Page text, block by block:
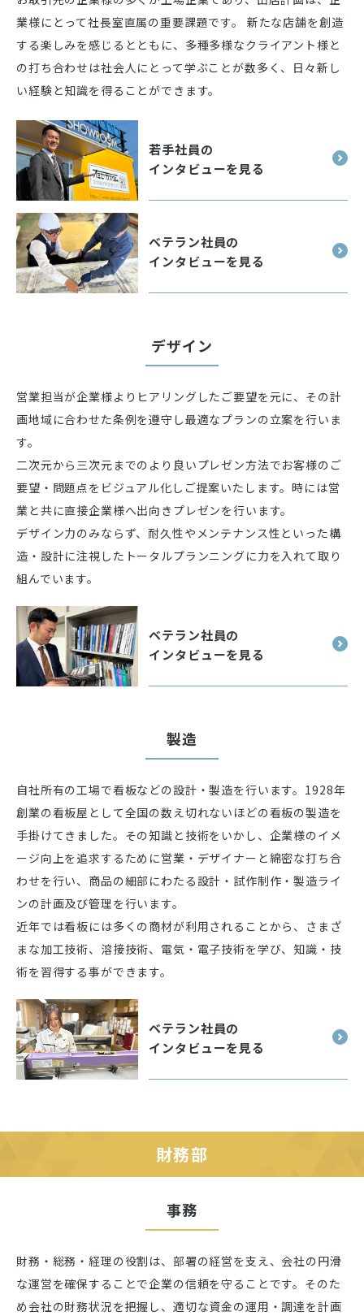
業様にとって社長室直属の重要課題です。 新たな店舗を創造
する楽しみを感じるとともに、多種多様なクライアント様と
の打ち合わせは社会人にとって学ぶことが数多く、日々新し
い経験と知識を得ることができます。
若手社員の
インタビューを見る
ベテラン社員の
インタビューを見る
デザイン
営業担当が企業様よりヒアリングしたご要望を元に、その計
画地域に合わせた条例を遵守し最適なプランの立案を行いま
す。
二次元から三次元までのより良いプレゼン方法でお客様のご
要望・問題点をビジュアル化しご提案いたします。時には営
業と共に直接企業様へ出向きプレゼンを行います。
デザイン力のみならず、耐久性やメンテナンス性といった構
造・設計に注視したトータルプランニングに力を入れて取り
組んでいます。
ベテラン社員の
インタビューを見る
製造
自社所有の工場で看板などの設計・製造を行います。1928年
創業の看板屋として全国の数え切れないほどの看板の製造を
手掛けてきました。その知識と技術をいかし、企業様のイメ
ージ向上を追求するために営業・デザイナーと綿密な打ち合
わせを行い、商品の細部にわたる設計・試作制作・製造ライ
ンの計画及び管理を行います。
近年では看板には多くの商材が利用されることから、さまざ
まな加工技術、溶接技術、電気・電子技術を学び、知識・技
術を習得する事ができます。
ベテラン社員の
インタビューを見る
財務部
事務
財務・総務・経理の役割は、部署の経営を支え、会社の円滑
な運営を確保することで企業の信頼を守ることです。そのた
め会社の財務状況を把握し、適切な資金の運用・調達を計画